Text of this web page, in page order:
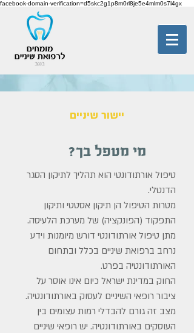
facebook-domain-verification=d5skc2g1p8m0rl8je5e4mlm0s7l4gx
יישור שיניים
מי מטפל בך?
טיפול אורתודונטי הוא תהליך לתיקון הסגר
הדנטלי.
מטרות הטיפול הן תיקון אסטטי ותיקון
התפקוד (הפונקציה) של מערכת הלעיסה.
מתן טיפול אורתודונטי דורש מיומנות וידע
נרחב ברפואת שיניים בכלל ובתחום
האורתודונטיה בפרט.
החוק במדינת ישראל כיום אינו אוסר על
ציבור רופאי השיניים לעסוק באורתודונטיה.
מצב זה גורם להבדלי רמות עצומים בין
העוסקים באורתודונטיה. יש רופאי שיניים